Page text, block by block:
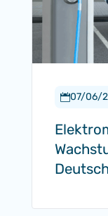
07/06/